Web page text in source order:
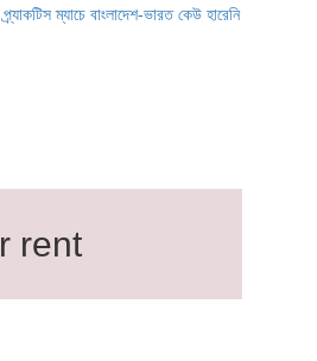
ম্যাচে বাংলাদেশ-ভারত কেউ হারেনি
rent